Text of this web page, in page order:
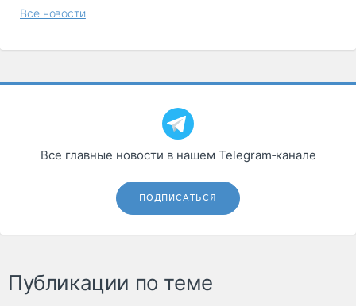
Все новости
Все главные новости в нашем Telegram‑канале
ПОДПИСАТЬСЯ
Публикации по теме